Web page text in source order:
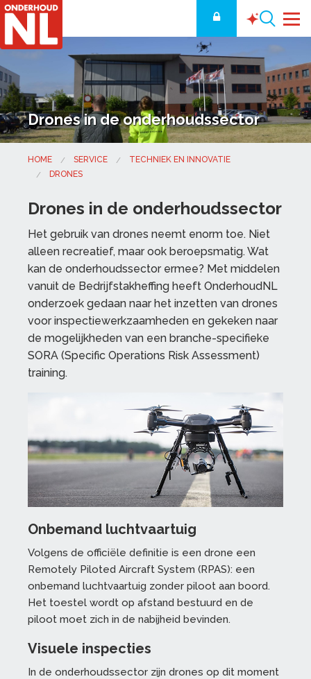
Drones in de onderhoudssector
HOME SERVICE
TECHNIEK EN INNOVATIE
DRONES
Drones in de onderhoudssector
Het gebruik van drones neemt enorm toe. Niet
alleen recreatief, maar ook beroepsmatig. Wat
kan de onderhoudssector ermee? Met middelen
vanuit de Bedrijfstakheffing heeft OnderhoudNL
onderzoek gedaan naar het inzetten van drones
voor inspectiewerkzaamheden en gekeken naar
de mogelijkheden van een branche-specifieke
SORA (Specific Operations Risk Assessment)
training.
Onbemand luchtvaartuig
Volgens de officiële definitie is een drone een
Remotely Piloted Aircraft System (RPAS): een
onbemand luchtvaartuig zonder piloot aan boord.
Het toestel wordt op afstand bestuurd en de
piloot moet zich in de nabijheid bevinden.
Visuele inspecties
In de onderhoudssector zijn drones op dit moment